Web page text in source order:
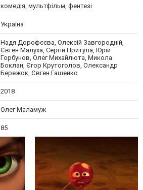
комедія, мультфільм, фентезі
Україна
Надя Дорофєєва, Олексій Завгородній,
Євген Малуха, Сергій Притула, Юрій
Горбунов, Олег Михайлюта, Микола
Боклан, Єгор Крутоголов, Олександр
Бережок, Євген Гашенко
2018
Олег Маламуж
85